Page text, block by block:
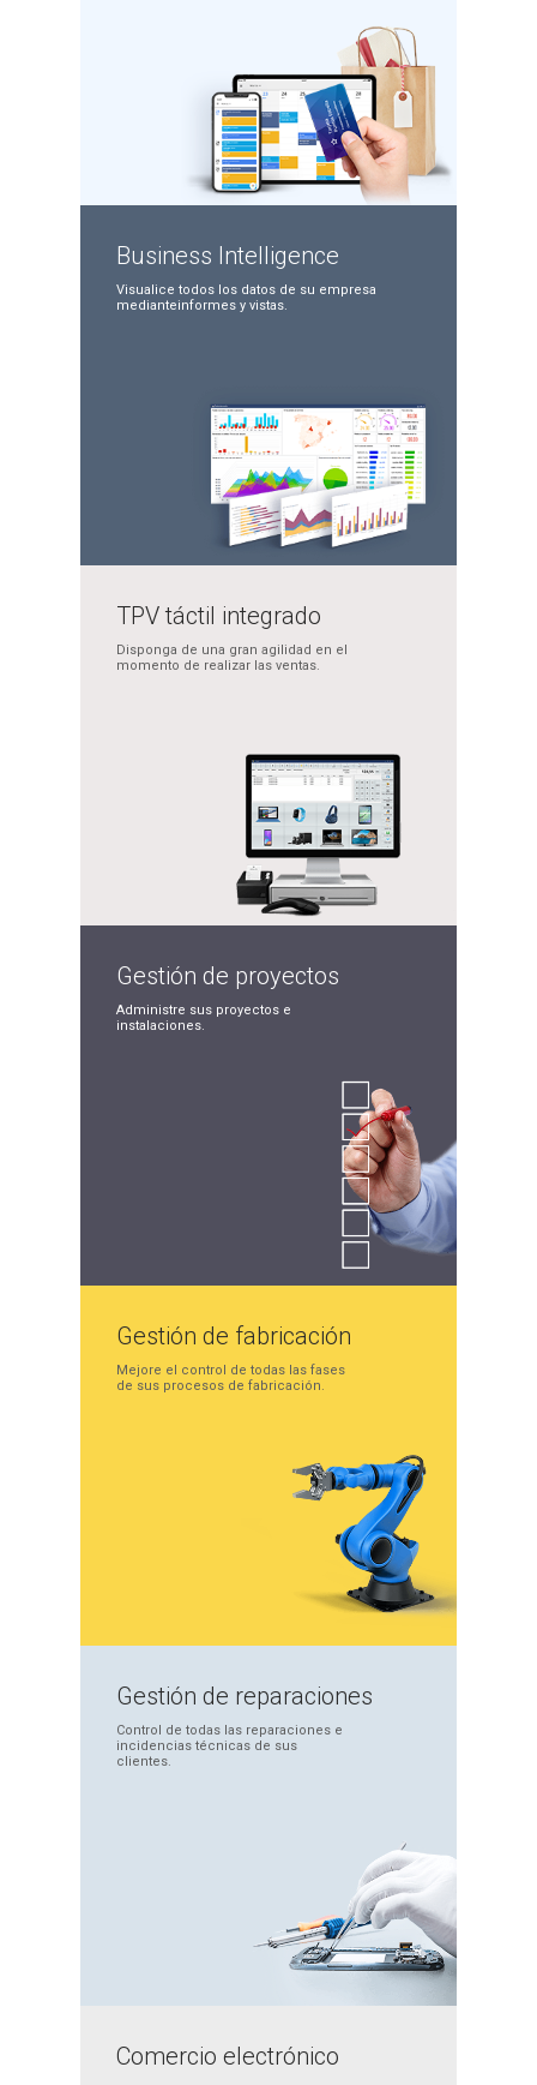
Business Intelligence
Visualice todos los datos de su empresa
medianteinformes y vistas.
TPV táctil integrado
Disponga de una gran agilidad en el
momento de realizar las ventas.
Gestión de proyectos
Administre sus proyectos e
instalaciones.
Gestión de fabricación
Mejore el control de todas las fases
de sus procesos de fabricación.
Gestión de reparaciones
Control de todas las reparaciones e
incidencias técnicas de sus
clientes.
Comercioelectrónico